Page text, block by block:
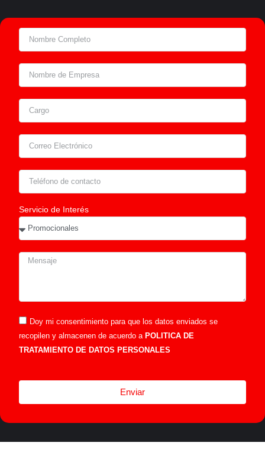
Servicio de Interés
Doy mi consentimiento para que los datos enviados se
recopilen y almacenen de acuerdo a POLITICA DE
TRATAMIENTO DE DATOS PERSONALES
Enviar